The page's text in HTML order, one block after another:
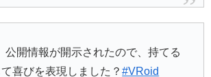
公開情報が開示されたので、持てる
喜びを表現しました？#VRoid